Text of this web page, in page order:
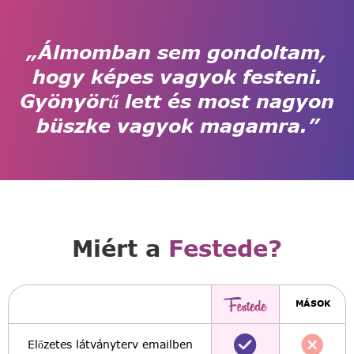
„Álmomban sem gondoltam,
hogy képes vagyok festeni.
Gyönyörű lett és most nagyon
büszke vagyok magamra.”
Miért a Festede?
MÁSOK
Előzetes látványterv emailben